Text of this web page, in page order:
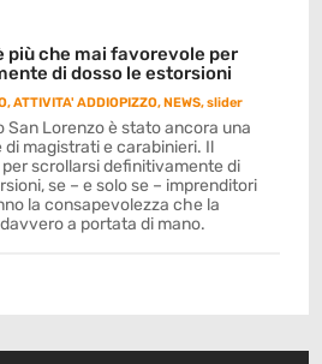
più che mai favorevole per
di dosso le estorsioni
,ATTIVITA' ADDIOPIZZO,NEWS,slider
San Lorenzo è stato ancora una
di magistrati e carabinieri. Il
scrollarsi definitivamente di
se – e solo se – imprenditori
la consapevolezza che la
a portata di mano.